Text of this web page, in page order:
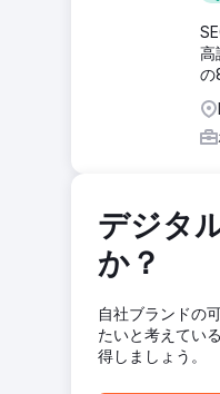
ソリューション
Los Angeles
応するためにサ
した。リード生
グの機会を特
ド リードが増
Agency にとっ
エージェンシ
高
の
デジタ
か？
自社ブランドの
たいと考えてい
得しましょう。